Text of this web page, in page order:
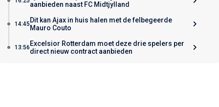
aanbieden naast FC Midtjylland
14:45 Dit kan Ajax in huis halen met de felbegeerde
Mauro Couto
13:56 Excelsior Rotterdam moet deze drie spelers per
direct nieuw contract aanbieden